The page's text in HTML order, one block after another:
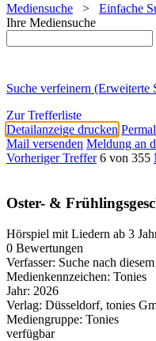
Mediensuche > Einfache
Ihre Mediensuche
Suche verfeinern (Erweiterte
Zur Trefferliste
Detailanzeige drucken
Mail versenden Meldung an
Vorheriger Treffer 6 von 355
Oster- &
Hörspiel mit Liedern ab 3
0 Bewertungen
Verfasser: Suche nach
Medienkennzeichen: Tonies
Jahr: 2026
Verlag: Düsseldorf, tonies
Mediengruppe: Tonies
verfügbar